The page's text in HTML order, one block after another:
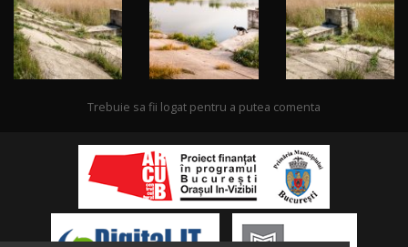
Trebuie sa fii logat pentru a putea comenta